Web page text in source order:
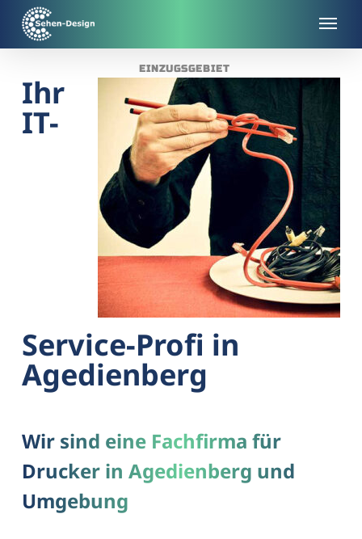
main
EINZUGSGEBIET
Ihr
IT-
Service-Profi in
Agedienberg
Wir sind eine Fachfirma für
Drucker in Agedienberg und
Umgebung